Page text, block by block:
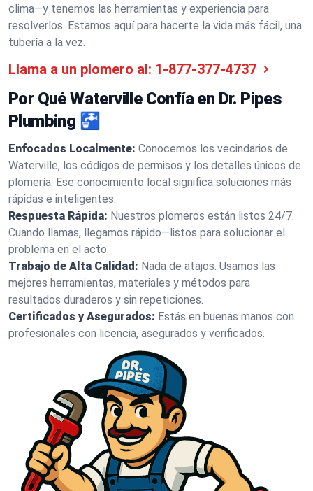
clima—y tenemos las herramientas y experiencia para
resolverlos. Estamos aquí para hacerte la vida más fácil, una
tubería a la vez.
Llama a un plomero al: 1-877-377-4737
Por Qué Waterville Confía en Dr. Pipes
Plumbing 🚰
Enfocados Localmente: Conocemos los vecindarios de
Waterville, los códigos de permisos y los detalles únicos de
plomería. Ese conocimiento local significa soluciones más
rápidas e inteligentes.
Respuesta Rápida: Nuestros plomeros están listos 24/7.
Cuando llamas, llegamos rápido—listos para solucionar el
problema en el acto.
Trabajo de Alta Calidad: Nada de atajos. Usamos las
mejores herramientas, materiales y métodos para
resultados duraderos y sin repeticiones.
Certificados y Asegurados: Estás en buenas manos con
profesionales con licencia, asegurados y verificados.